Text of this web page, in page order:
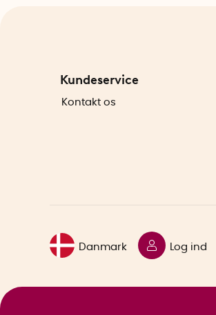
Kundeservice
Kontakt os
Danmark Log ind